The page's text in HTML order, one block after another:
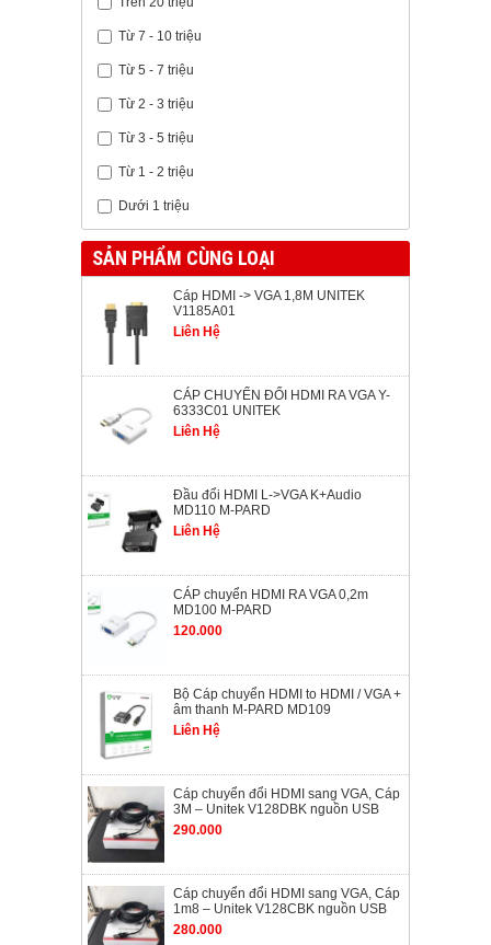
Từ 7 - 10 triệu
Từ 5 - 7 triệu
Từ 2 - 3 triệu
Từ 3 - 5 triệu
Từ 1 - 2 triệu
Dưới 1 triệu
SẢN PHẨM CÙNG LOẠI
Cáp HDMI -> VGA 1,8M UNITEK
V1185A01
Liên Hệ
CÁP CHUYỂN ĐỔI HDMI RA VGA Y-
6333C01 UNITEK
Liên Hệ
Đầu đổi HDMI L->VGA K+Audio
MD110 M-PARD
Liên Hệ
CÁP chuyển HDMI RA VGA 0,2m
MD100 M-PARD
120.000
Bộ Cáp chuyển HDMI to HDMI / VGA +
âm thanh M-PARD MD109
Liên Hệ
Cáp chuyển đổi HDMI sang VGA, Cáp
3M – Unitek V128DBK nguồn USB
290.000
Cáp chuyển đổi HDMI sang VGA, Cáp
1m8 – Unitek V128CBK nguồn USB
280.000